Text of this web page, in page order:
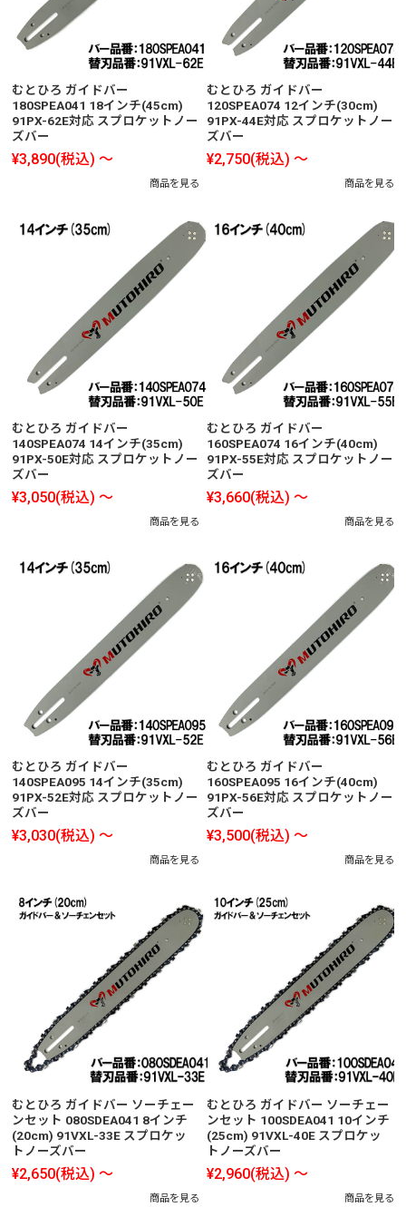
むとひろ ガイドバー
180SPEA041 18インチ(45cm)
91PX-62E対応 スプロケットノー
ズバー
¥3,890(税込) ～
商品を見る
むとひろ ガイドバー
120SPEA074 12インチ(30cm)
91PX-44E対応 スプロケットノー
ズバー
¥2,750(税込) ～
商品を見る
むとひろ ガイドバー
140SPEA074 14インチ(35cm)
91PX-50E対応 スプロケットノー
ズバー
¥3,050(税込) ～
商品を見る
むとひろ ガイドバー
160SPEA074 16インチ(40cm)
91PX-55E対応 スプロケットノー
ズバー
¥3,660(税込) ～
商品を見る
むとひろ ガイドバー
140SPEA095 14インチ(35cm)
91PX-52E対応 スプロケットノー
ズバー
¥3,030(税込) ～
商品を見る
むとひろ ガイドバー
160SPEA095 16インチ(40cm)
91PX-56E対応 スプロケットノー
ズバー
¥3,500(税込) ～
商品を見る
むとひろ ガイドバー ソーチェー
ンセット 080SDEA041 8インチ
(20cm) 91VXL-33E スプロケッ
トノーズバー
¥2,650(税込) ～
商品を見る
むとひろ ガイドバー ソーチェー
ンセット 100SDEA041 10インチ
(25cm) 91VXL-40E スプロケッ
トノーズバー
¥2,960(税込) ～
商品を見る